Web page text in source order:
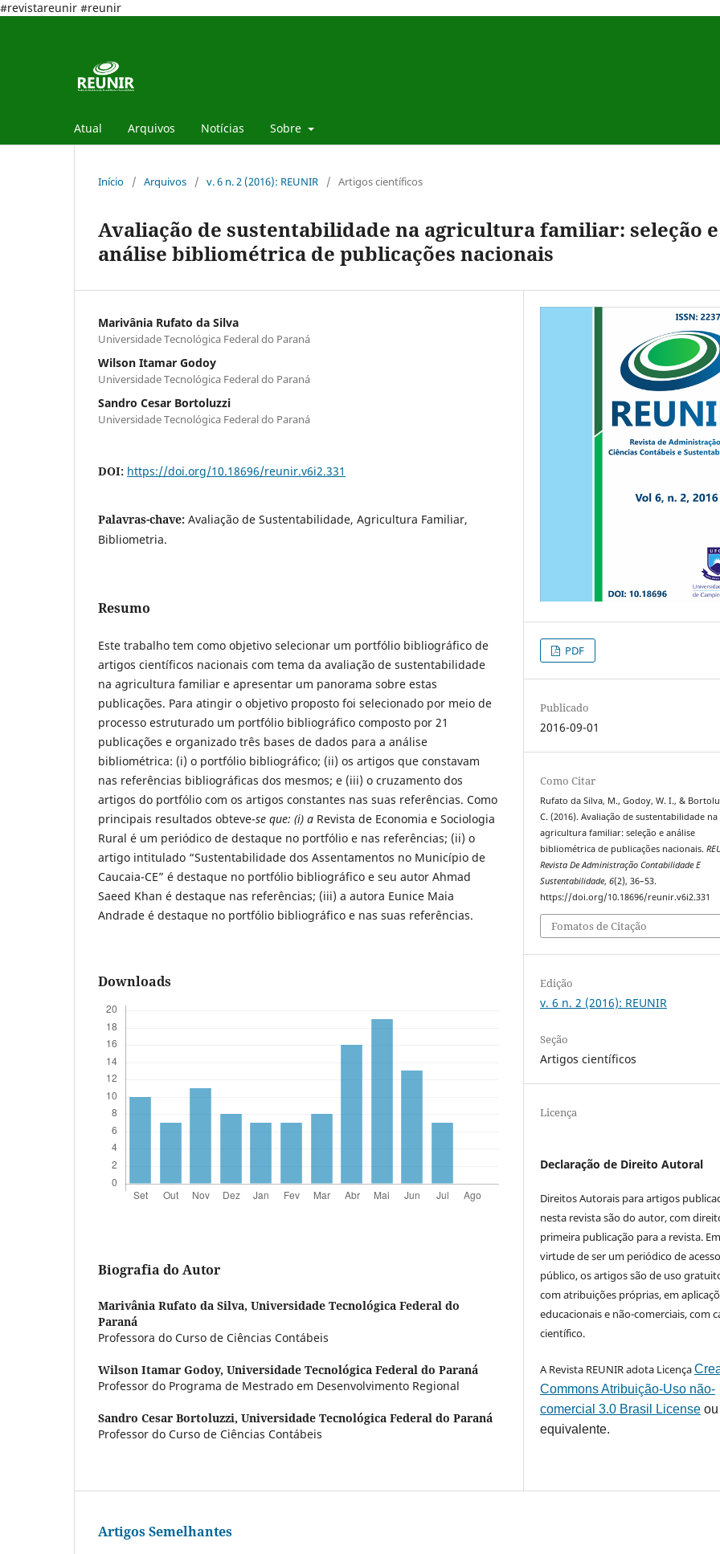
#revistareunir #reunir
Atual Arquivos Notícias Sobre
Início / Arquivos / v. 6 n. 2 (2016): REUNIR / Artigos científicos
Avaliação de sustentabilidade na agricultura familiar: seleção e
análise bibliométrica de publicações nacionais
Marivânia Rufato da Silva
Universidade Tecnológica Federal do Paraná
Wilson Itamar Godoy
Universidade Tecnológica Federal do Paraná
Sandro Cesar Bortoluzzi
Universidade Tecnológica Federal do Paraná
DOI: https://doi.org/10.18696/reunir.v6i2.331
Palavras-chave: Avaliação de Sustentabilidade, Agricultura Familiar,
Bibliometria.
Resumo
Este trabalho tem como objetivo selecionar um portfólio bibliográfico de
artigos científicos nacionais com tema da avaliação de sustentabilidade
na agricultura familiar e apresentar um panorama sobre estas
publicações. Para atingir o objetivo proposto foi selecionado por meio de
processo estruturado um portfólio bibliográfico composto por 21
publicações e organizado três bases de dados para a análise
bibliométrica: (i) o portfólio bibliográfico; (ii) os artigos que constavam
nas referências bibliográficas dos mesmos; e (iii) o cruzamento dos
artigos do portfólio com os artigos constantes nas suas referências. Como
principais resultados obteve-se que: (i) a Revista de Economia e Sociologia
Rural é um periódico de destaque no portfólio e nas referências; (ii) o
artigo intitulado “Sustentabilidade dos Assentamentos no Município de
Caucaia-CE” é destaque no portfólio bibliográfico e seu autor Ahmad
Saeed Khan é destaque nas referências; (iii) a autora Eunice Maia
Andrade é destaque no portfólio bibliográfico e nas suas referências.
Downloads
Biografia do Autor
Marivânia Rufato da Silva, Universidade Tecnológica Federal do
Paraná
Professora do Curso de Ciências Contábeis
Wilson Itamar Godoy, Universidade Tecnológica Federal do Paraná
Professor do Programa de Mestrado em Desenvolvimento Regional
Sandro Cesar Bortoluzzi, Universidade Tecnológica Federal do Paraná
Professor do Curso de Ciências Contábeis
PDF
Publicado
2016-09-01
Como Citar
Rufato da Silva, M., Godoy, W. I., &
C. (2016). Avaliação de sustentabilidade na
agricultura familiar: seleção e análise
bibliométrica de publicações nacionais.
Revista De Administração Contabilidade E
Sustentabilidade,6(2), 36–53.
https://doi.org/10.18696/reunir.v6i2.331
Fomatos de Citação
Edição
v. 6 n. 2 (2016): REUNIR
Seção
Artigos científicos
Licença
Declaração de Direito Autoral
Direitos Autorais para artigos
nesta revista são do autor, com
primeira publicação para a revista. Em
virtude de ser um periódico de acesso
público, os artigos são de uso
com atribuições próprias, em
educacionais e não-comerciais, com
científico.
A Revista REUNIR adota Licença
Commons Atribuição-Uso não-
comercial 3.0 Brasil License
equivalente.
Artigos Semelhantes